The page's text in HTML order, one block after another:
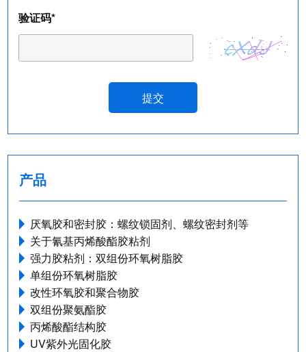
验证码*
提交
产品
厌氧胶和密封胶：螺纹锁固剂、螺纹密封剂等
关于氰基丙烯酸酯胶粘剂
强力胶粘剂：双组份环氧树脂胶
单组份环氧树脂胶
改性环氧胶和聚合物胶
双组份聚氨酯胶
丙烯酸酯结构胶
UV紫外光固化胶